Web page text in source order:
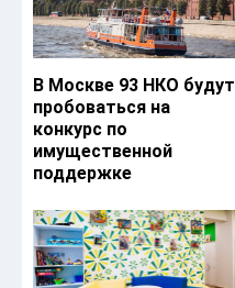
В Москве 93 НКО будут
пробоваться на
конкурс по
имущественной
поддержке